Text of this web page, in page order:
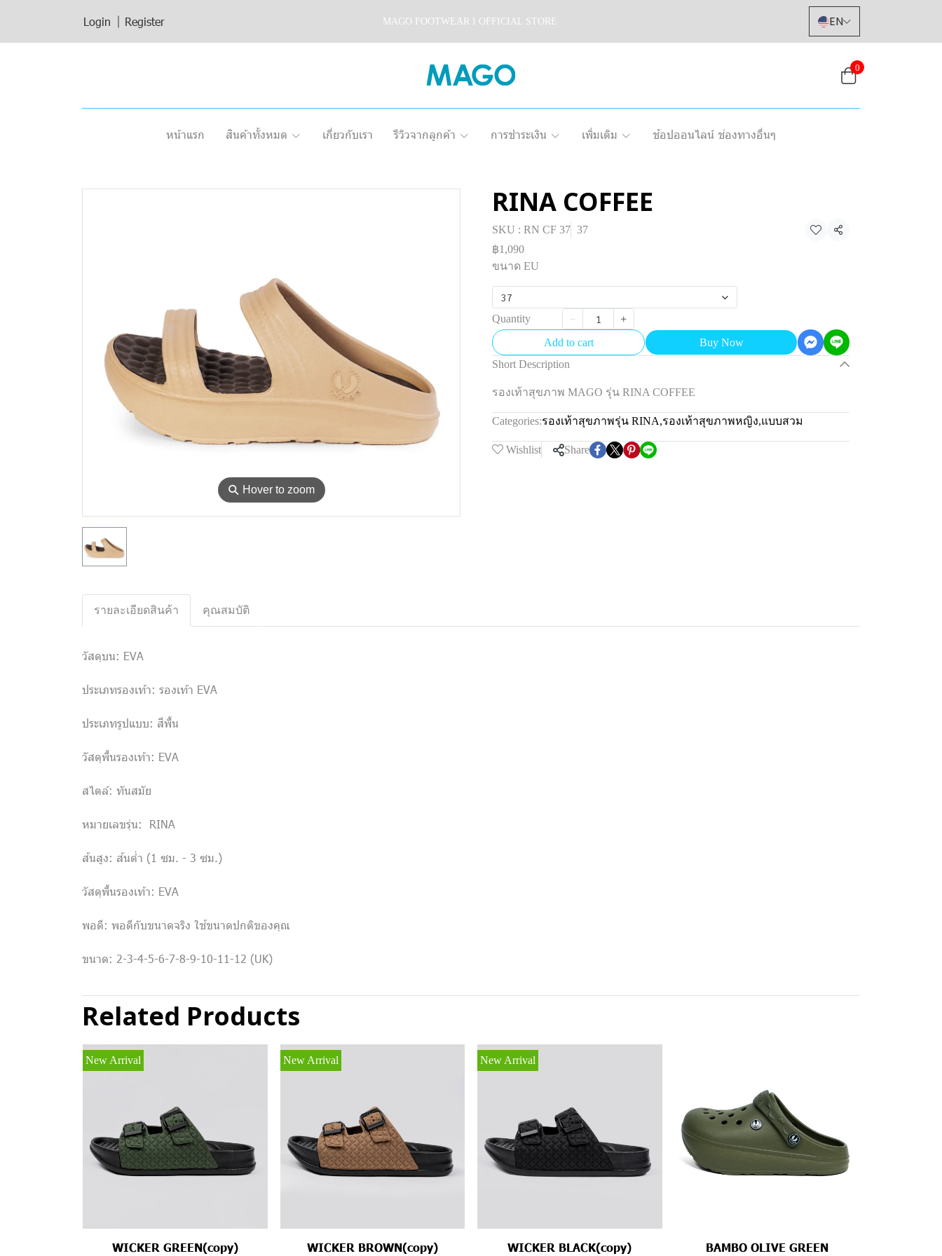
Login Register MAGO FOOTWEAR I OFFICIAL STORE EN
0
หน้าแรก สินค้าทั้งหมด เกี่ยวกับเรา รีวิวจากลูกค้า การชำระเงิน เพิ่มเติม ช้อปออนไลน์ ช่องทางอื่นๆ
⚲ Hover to zoom
RINA COFFEE
SKU : RN CF 37 37
Share
฿1,090
ขนาด EU
37
Quantity
Add to cart
Buy Now
Short Description
รองเท้าสุขภาพ MAGO รุ่น RINA COFFEE
Categories:รองเท้าสุขภาพรุ่น RINA,รองเท้าสุขภาพหญิง,แบบสวม
Wishlist Share
รายละเอียดสินค้า คุณสมบัติ
วัสดุบน: EVA
ประเภทรองเท้า: รองเท้า EVA
ประเภทรูปแบบ: สีพื้น
วัสดุพื้นรองเท้า: EVA
สไตล์: ทันสมัย
หมายเลขรุ่น: RINA
ส้นสูง: ส้นต่ำ (1 ซม. - 3 ซม.)
วัสดุพื้นรองเท้า: EVA
พอดี: พอดีกับขนาดจริง ใช้ขนาดปกติของคุณ
ขนาด: 2-3-4-5-6-7-8-9-10-11-12 (UK)
Related Products
New Arrival
WICKER GREEN(copy)
New Arrival
WICKER BROWN(copy)
New Arrival
WICKER BLACK(copy) BAMBO OLIVE GREEN